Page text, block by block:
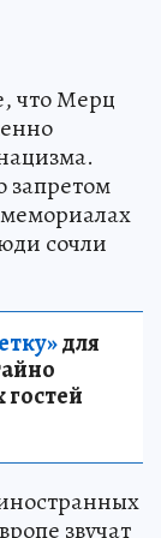
что Мерц
запретом
сочли
для
звучат